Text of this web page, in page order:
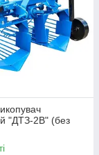
"ДТЗ-2В" (без